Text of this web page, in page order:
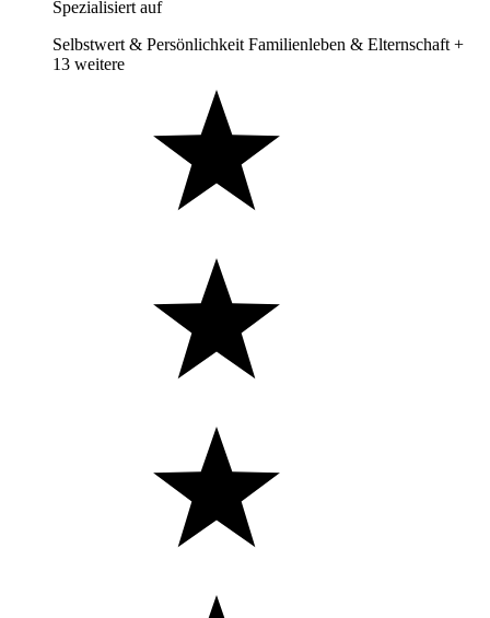
Spezialisiert auf
Selbstwert & Persönlichkeit Familienleben & Elternschaft +
13 weitere